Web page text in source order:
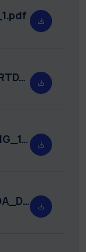
Nomina_Commissione_2023_RTDA_DIG_1.pdf
Convocazione_2023_RTDA_DIG_1.pdf
Approvazione_Atti_2023_RTDA_DIG_1.pdf